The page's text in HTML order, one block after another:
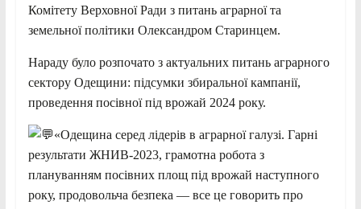
Комітету Верховної Ради з питань аграрної та
земельної політики Олександром Старинцем.
Нараду було розпочато з актуальних питань аграрного
сектору Одещини: підсумки збиральної кампанії,
проведення посівної під врожай 2024 року.
«Одещина серед лідерів в аграрної галузі. Гарні
результати ЖНИВ-2023, грамотна робота з
плануванням посівних площ під врожай наступного
року, продовольча безпека — все це говорить про